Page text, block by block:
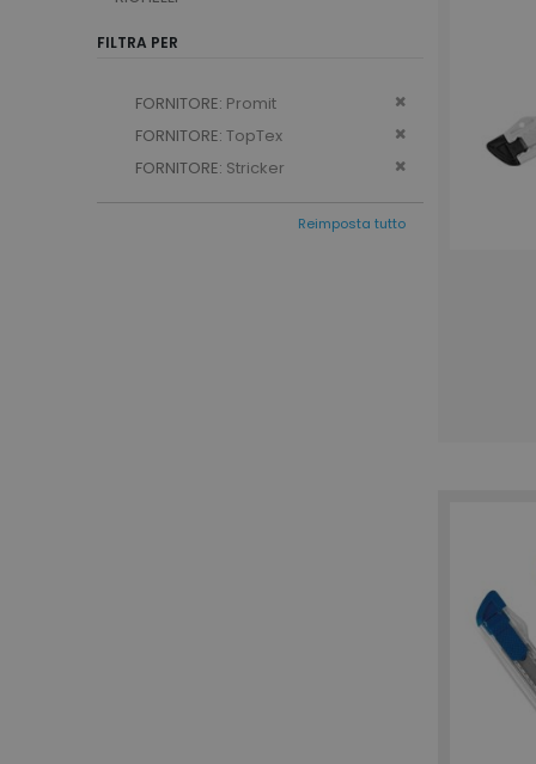
FILTRA PER
FORNITORE Promit
Remove This Item
FORNITORE TopTex
Remove This Item
FORNITORE Stricker Remove This Item
Reimposta tutto